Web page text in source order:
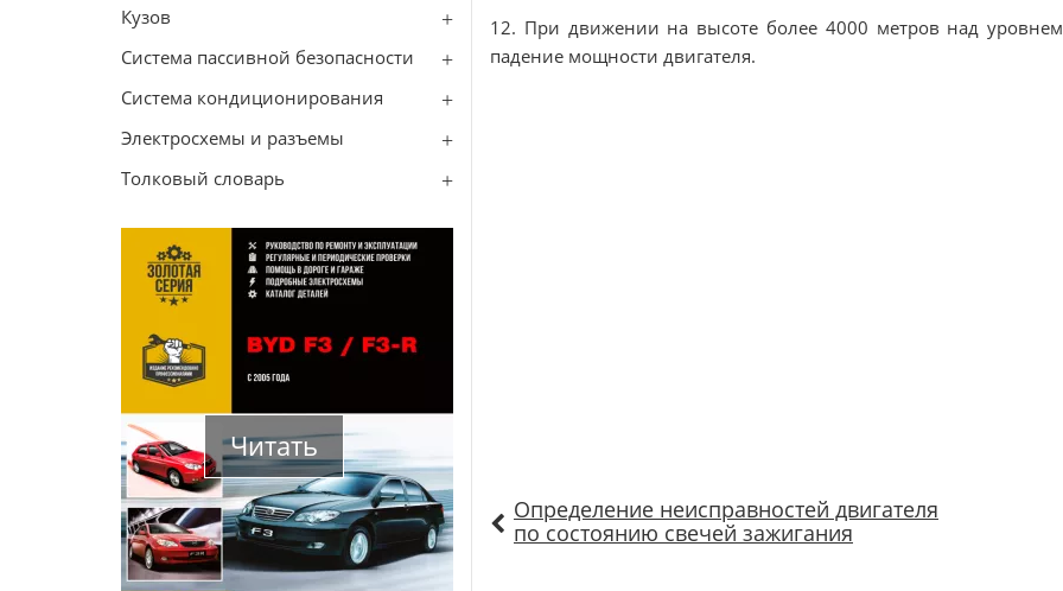
Кузов
Система пассивной безопасности
Система кондиционирования
Электросхемы и разъемы
Толковый словарь
Читать
12. При движении на высоте более 4000 метров над
падение мощности двигателя.
Определение неисправностей двигателя
по состоянию свечей зажигания